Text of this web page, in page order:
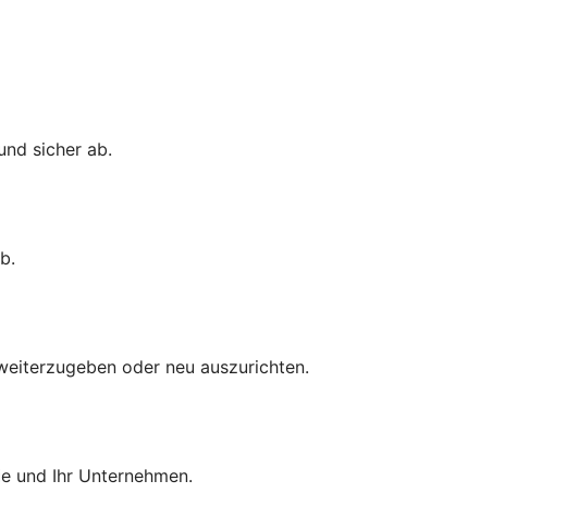
sicher ab.
oder neu auszurichten.
und Ihr Unternehmen.